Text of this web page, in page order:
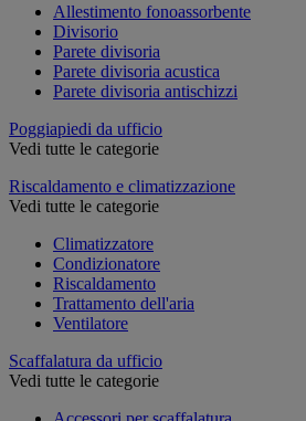
Allestimento fonoassorbente
Divisorio
Parete divisoria
Parete divisoria acustica
Parete divisoria antischizzi
Poggiapiedi da ufficio
Vedi tutte le categorie
Riscaldamento e climatizzazione
Vedi tutte le categorie
Climatizzatore
Condizionatore
Riscaldamento
Trattamento dell'aria
Ventilatore
Scaffalatura da ufficio
Vedi tutte le categorie